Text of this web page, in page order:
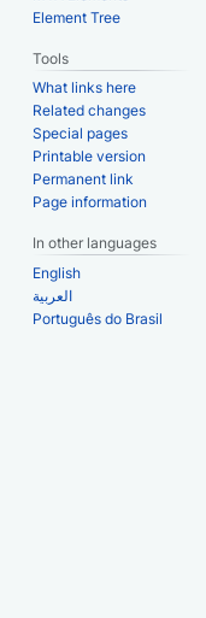
Element Tree
Tools
What links here
Related changes
Special pages
Printable version
Permanent link
Page information
In other languages
English
العربية
Português do Brasil